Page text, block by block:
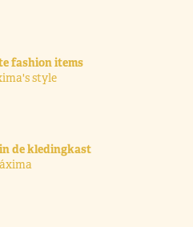
fashion items
style
de kledingkast